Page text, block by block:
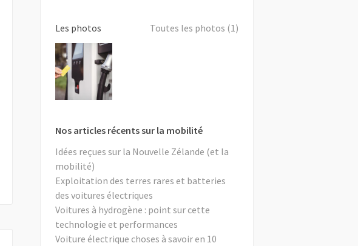
Les photos Toutes les photos (1)
Nos articles récents sur la mobilité
Idées reçues sur la Nouvelle Zélande (et la
mobilité)
Exploitation des terres rares et batteries
des voitures électriques
Voitures à hydrogène : point sur cette
technologie et performances
Voiture électrique choses à savoir en 10